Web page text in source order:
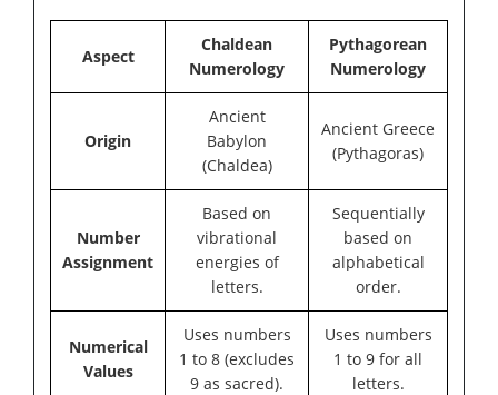
Aspect
Chaldean
Numerology
Pythagorean
Numerology
Origin
Ancient
Babylon
(Chaldea)
Ancient Greece
(Pythagoras)
Number
Assignment
Based on
vibrational
energies of
letters.
Sequentially
based on
alphabetical
order.
Numerical
Values
Uses numbers
1 to 8 (excludes
9 as sacred).
Uses numbers
1 to 9 for all
letters.